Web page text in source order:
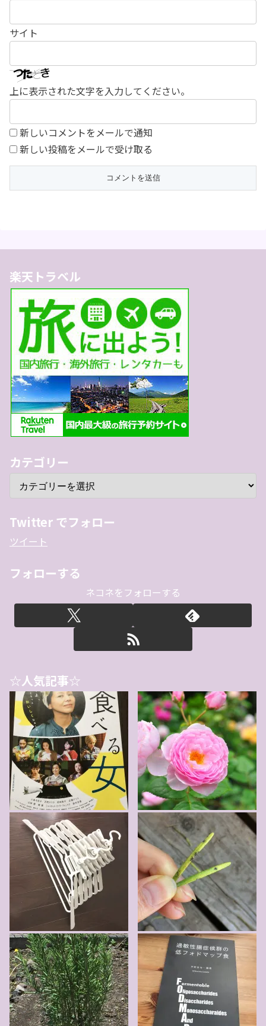
サイト
上に表示された文字を入力してください。
新しいコメントをメールで通知
新しい投稿をメールで受け取る
楽天トラベル
カテゴリー
Twitter でフォロー
ツイート
フォローする
ネコネをフォローする
☆人気記事☆